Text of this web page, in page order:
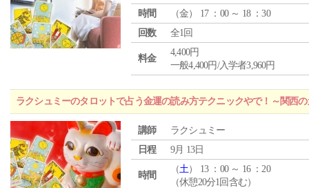
時間
（金） 17 ：00 ～ 18 ：30
回数
全1回
料金
4,400円
一般4,400円/入学者3,960円
ラクシュミーのタロットで占う金運の読み方テクニックやで！～関西
講師
ラクシュミー
日程
9月 13日
時間
（土） 13 ：00 ～ 16 ：20
（休憩20分1回含む）